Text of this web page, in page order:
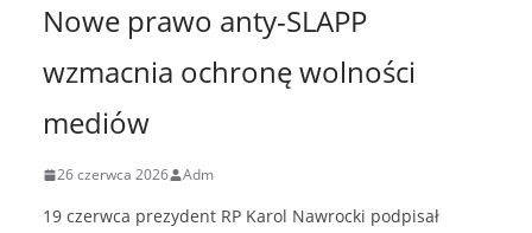
Nowe prawo anty-SLAPP
wzmacnia ochronę wolności
mediów
26 czerwca 2026 Adm
19 czerwca prezydent RP Karol Nawrocki podpisał